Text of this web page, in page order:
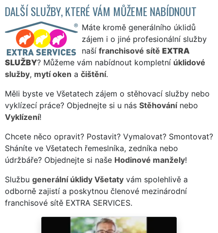
DALŠÍ SLUŽBY, KTERÉ VÁM MŮŽEME NABÍDNOUT
Máte kromě generálního úklidů
zájem i o jiné profesionální služby
naší franchisové sítě EXTRA
SLUŽBY? Můžeme vám nabídnout kompletní úklidové
služby, mytí oken a čištění.
Měli byste ve Všetatech zájem o stěhovací služby nebo
vyklízecí práce? Objednejte si u nás Stěhovánínebo
Vyklízení!
Chcete něco opravit? Postavit? Vymalovat? Smontovat?
Sháníte ve Všetatech řemeslníka, zedníka nebo
údržbáře? Objednejte si naše Hodinové manžely!
Službu generální úklidy Všetaty vám spolehlivě a
odborně zajistí a poskytnou členové mezinárodní
franchisové sítě EXTRA SERVICES.